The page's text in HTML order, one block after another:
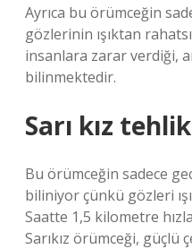
Ayrıca bu örümceğin
gözlerinin ışıktan
insanlara zarar verdiği,
bilinmektedir.
Sarı kız
Bu örümceğin sadece
biliniyor çünkü gözleri
Saatte 1,5 kilometre
Sarıkız örümceği, güçlü